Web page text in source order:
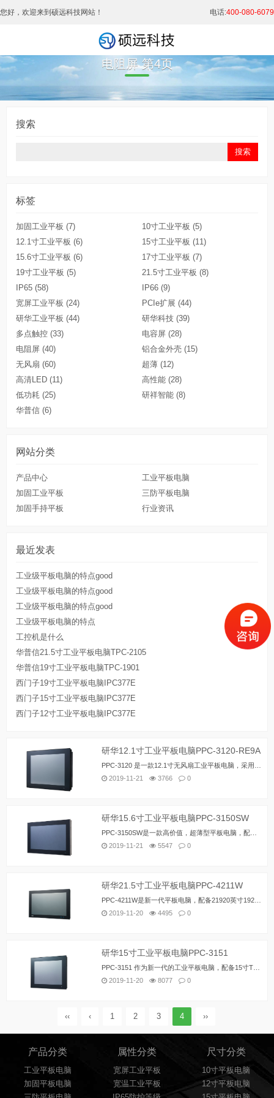
您好，欢迎来到硕远科技网站！ 电话:400-080-6079
电阻屏 第4页
搜索
标签
加固工业平板 (7) 10寸工业平板 (5)
12.1寸工业平板 (6) 15寸工业平板 (11)
15.6寸工业平板 (6) 17寸工业平板 (7)
19寸工业平板 (5) 21.5寸工业平板 (8)
IP65 (58) IP66(9)
宽屏工业平板 (24) PCIe扩展 (44)
研华工业平板 (44) 研华科技(39)
多点触控 (33) 电容屏(28)
电阻屏 (40) 铝合金外壳(15)
无风扇 (60) 超薄(12)
高清LED (11) 高性能(28)
低功耗 (25) 研祥智能(8)
华普信 (6)
网站分类
产品中心
工业平板电脑
加固工业平板
三防平板电脑
加固手持平板
行业资讯
最近发表
工业级平板电脑的特点good
工业级平板电脑的特点good
工业级平板电脑的特点good
工业级平板电脑的特点
工控机是什么
华普信21.5寸工业平板电脑TPC-2105
华普信19寸工业平板电脑TPC-1901
西门子19寸工业平板电脑IPC377E
西门子15寸工业平板电脑IPC377E
西门子12寸工业平板电脑IPC377E
研华12.1寸工业平板电脑PPC-3120-RE9A
2019-11-21
3766 0
研华15.6寸工业平板电脑PPC-3150SW
2019-11-21
5547 0
研华21.5寸工业平板电脑PPC-4211W
2019-11-20
4495 0
研华15寸工业平板电脑PPC-3151
2019-11-20
8077 0
‹‹ ‹ 1 2 3 4 ››
产品分类
工业平板电脑
加固平板电脑
属性分类
宽屏工业平板
宽温工业平板
尺寸分类
10寸平板电脑
12寸平板电脑